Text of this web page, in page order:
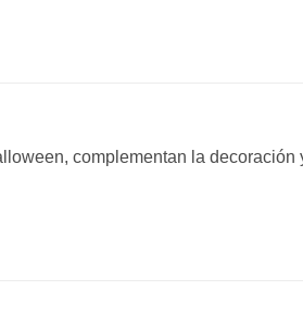
complementan la